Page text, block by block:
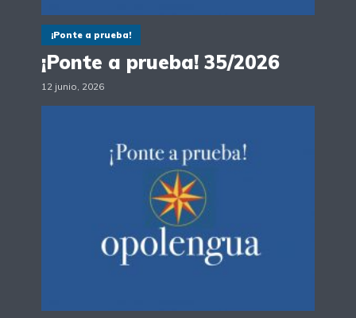
¡Ponte a prueba!
¡Ponte a prueba! 35/2026
12 junio, 2026